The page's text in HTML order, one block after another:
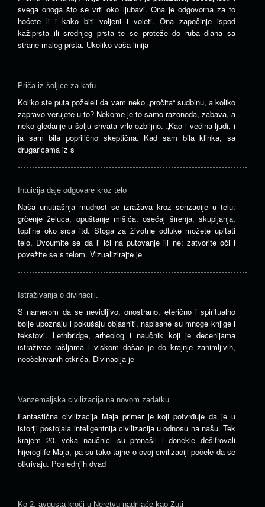
svega onoga što se vrti oko ljubavi. Ona je odgovorna za to
hoćete li i kako biti voljeni i voleti. Ona započinje ispod
kažiprsta ili srednjeg prsta te se proteže do ruba dlana sa
strane malog prsta. Ukoliko vaša linija
Priča iz šoljice za kafu
Koliko ste puta poželeli da vam neko „pročita“ sudbinu, a koliko
zapravo verujete u to? Nekome je to samo razonoda, zabava, a
neko gledanje u šolju shvata vrlo ozbiljno. „Kao i većina ljudi, i
ja sam bila poprilično skeptična. Kad sam bila klinka, sa
drugaricama iz s
Intuicija daje odgovare kroz telo
Naša unutrašnja mudrost se izražava kroz senzacije u telu:
grčenje želuca, opuštanje mišića, osećaj širenja, skupljanja,
topline oko srca itd. Stoga za životne odluke možete upitati
telo. Dvoumite se da li ići na putovanje ili ne: zatvorite oči i
povežite se s telom. Vizualizirajte je
Istraživanja o divinaciji.
S namerom da se nevidljivo, onostrano, eterično i spiritualno
bolje upoznaju i pokušaju objasniti, napisane su mnoge knjige i
tekstovi. Lethbridge, arheolog i naučnik koji je decenijama
istraživao rašljama i viskom došao je do krajnje zanimljivih,
neočekivanih otkrića. Divinacija je
Vanzemaljska civilizacija na novom zadatku
Fantastična civilizacija Maja primer je koji potvrđuje da je u
istoriji postojala inteligentnija civilizacija u odnosu na našu. Tek
krajem 20. veka naučnici su pronašli i donekle dešifrovali
hijeroglife Maja, pa su tako tajne o ovoj civilizaciji počele da se
otkrivaju. Poslednjih dvad
Ko 2. avgusta kroči u Neretvu nadrljaće kao Žuti